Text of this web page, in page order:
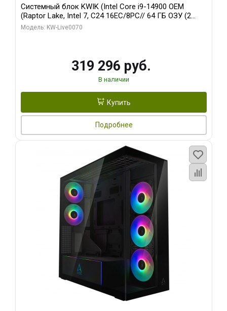
Системный блок KWIK (Intel Core i9-14900 OEM
(Raptor Lake, Intel 7, C24 16EC/8PC// 64 ГБ ОЗУ (2
модуля)/ Gigabyte RTX5080 XTREME WATERFORCE
Модель: KW-Live0070
319 296 руб.
В наличии
Купить
Подробнее